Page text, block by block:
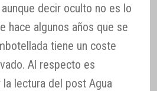
aunque decir oculto no es lo
hace algunos años que se
tiene un coste
Al respecto es
lectura del post Agua